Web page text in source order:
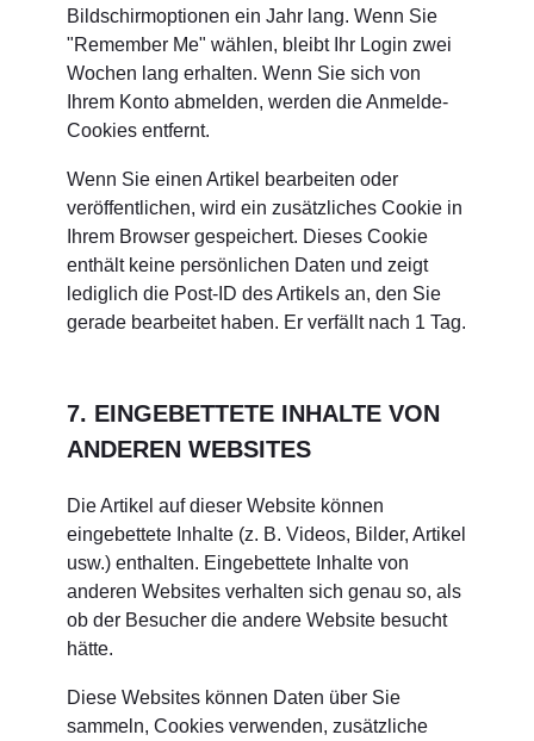
Bildschirmoptionen ein Jahr lang. Wenn Sie
"Remember Me" wählen, bleibt Ihr Login zwei
Wochen lang erhalten. Wenn Sie sich von
Ihrem Konto abmelden, werden die Anmelde-
Cookies entfernt.
Wenn Sie einen Artikel bearbeiten oder
veröffentlichen, wird ein zusätzliches Cookie in
Ihrem Browser gespeichert. Dieses Cookie
enthält keine persönlichen Daten und zeigt
lediglich die Post-ID des Artikels an, den Sie
gerade bearbeitet haben. Er verfällt nach 1 Tag.
7. EINGEBETTETE INHALTE VON
ANDEREN WEBSITES
Die Artikel auf dieser Website können
eingebettete Inhalte (z. B. Videos, Bilder, Artikel
usw.) enthalten. Eingebettete Inhalte von
anderen Websites verhalten sich genau so, als
ob der Besucher die andere Website besucht
hätte.
Diese Websites können Daten über Sie
sammeln, Cookies verwenden, zusätzliche